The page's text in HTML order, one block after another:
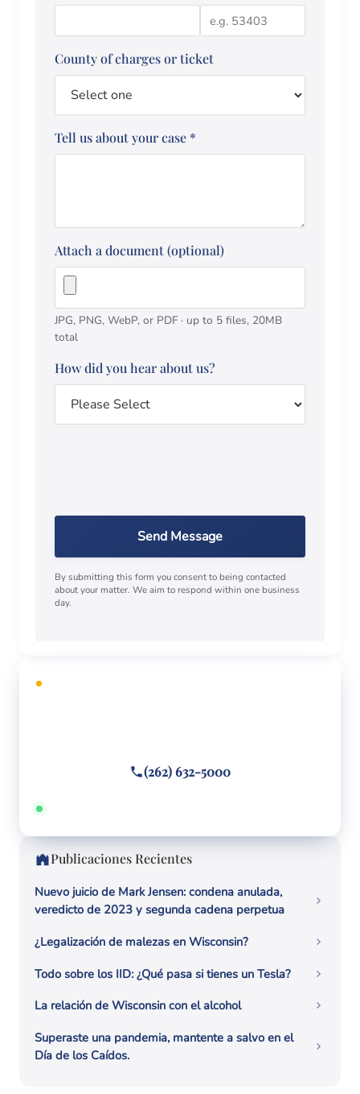
County of charges or ticket
Tell us about your case *
Attach a document (optional)
JPG, PNG, WebP, or PDF · up to 5 files, 20MB
total
How did you hear about us?
Send Message
By submitting this form you consent to being contacted
about your matter. We aim to respond within one business
day.
CONSULTA GRATUITA
(262) 632-5000
Disponible 24/7 · Hablamos español
Publicaciones Recientes
Nuevo juicio de Mark Jensen: condena anulada,
veredicto de 2023 y segunda cadena perpetua
¿Legalización de malezas en Wisconsin?
Todo sobre los IID: ¿Qué pasa si tienes un Tesla?
La relación de Wisconsin con el alcohol
Superaste una pandemia, mantente a salvo en el
Día de los Caídos.